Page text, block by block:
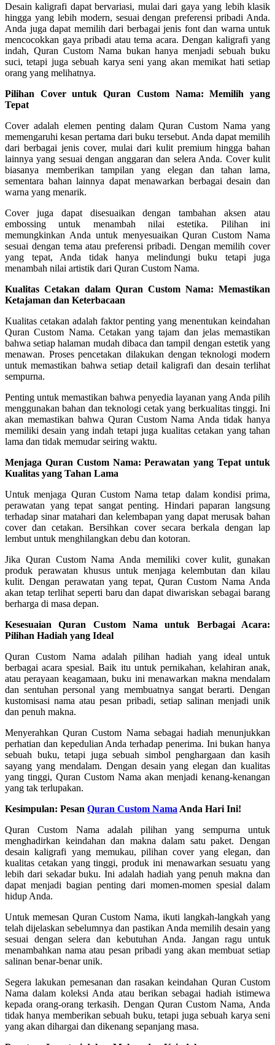
Desain kaligrafi dapat bervariasi, mulai dari gaya yang lebih klasik
hingga yang lebih modern, sesuai dengan preferensi pribadi Anda.
Anda juga dapat memilih dari berbagai jenis font dan warna untuk
mencocokkan gaya pribadi atau tema acara. Dengan kaligrafi yang
indah, Quran Custom Nama bukan hanya menjadi sebuah buku
suci, tetapi juga sebuah karya seni yang akan memikat hati setiap
orang yang melihatnya.
Pilihan Cover untuk Quran Custom Nama: Memilih yang
Tepat
Cover adalah elemen penting dalam Quran Custom Nama yang
memengaruhi kesan pertama dari buku tersebut. Anda dapat memilih
dari berbagai jenis cover, mulai dari kulit premium hingga bahan
lainnya yang sesuai dengan anggaran dan selera Anda. Cover kulit
biasanya memberikan tampilan yang elegan dan tahan lama,
sementara bahan lainnya dapat menawarkan berbagai desain dan
warna yang menarik.
Cover juga dapat disesuaikan dengan tambahan aksen atau
embossing untuk menambah nilai estetika. Pilihan ini
memungkinkan Anda untuk menyesuaikan Quran Custom Nama
sesuai dengan tema atau preferensi pribadi. Dengan memilih cover
yang tepat, Anda tidak hanya melindungi buku tetapi juga
menambah nilai artistik dari Quran Custom Nama.
Kualitas Cetakan dalam Quran Custom Nama: Memastikan
Ketajaman dan Keterbacaan
Kualitas cetakan adalah faktor penting yang menentukan keindahan
Quran Custom Nama. Cetakan yang tajam dan jelas memastikan
bahwa setiap halaman mudah dibaca dan tampil dengan estetik yang
menawan. Proses pencetakan dilakukan dengan teknologi modern
untuk memastikan bahwa setiap detail kaligrafi dan desain terlihat
sempurna.
Penting untuk memastikan bahwa penyedia layanan yang Anda pilih
menggunakan bahan dan teknologi cetak yang berkualitas tinggi. Ini
akan memastikan bahwa Quran Custom Nama Anda tidak hanya
memiliki desain yang indah tetapi juga kualitas cetakan yang tahan
lama dan tidak memudar seiring waktu.
Menjaga Quran Custom Nama: Perawatan yang Tepat untuk
Kualitas yang Tahan Lama
Untuk menjaga Quran Custom Nama tetap dalam kondisi prima,
perawatan yang tepat sangat penting. Hindari paparan langsung
terhadap sinar matahari dan kelembapan yang dapat merusak bahan
cover dan cetakan. Bersihkan cover secara berkala dengan lap
lembut untuk menghilangkan debu dan kotoran.
Jika Quran Custom Nama Anda memiliki cover kulit, gunakan
produk perawatan khusus untuk menjaga kelembutan dan kilau
kulit. Dengan perawatan yang tepat, Quran Custom Nama Anda
akan tetap terlihat seperti baru dan dapat diwariskan sebagai barang
berharga di masa depan.
Kesesuaian Quran Custom Nama untuk Berbagai Acara:
Pilihan Hadiah yang Ideal
Quran Custom Nama adalah pilihan hadiah yang ideal untuk
berbagai acara spesial. Baik itu untuk pernikahan, kelahiran anak,
atau perayaan keagamaan, buku ini menawarkan makna mendalam
dan sentuhan personal yang membuatnya sangat berarti. Dengan
kustomisasi nama atau pesan pribadi, setiap salinan menjadi unik
dan penuh makna.
Menyerahkan Quran Custom Nama sebagai hadiah menunjukkan
perhatian dan kepedulian Anda terhadap penerima. Ini bukan hanya
sebuah buku, tetapi juga sebuah simbol penghargaan dan kasih
sayang yang mendalam. Dengan desain yang elegan dan kualitas
yang tinggi, Quran Custom Nama akan menjadi kenang-kenangan
yang tak terlupakan.
Kesimpulan: Pesan Quran Custom Nama Anda Hari Ini!
Quran Custom Nama adalah pilihan yang sempurna untuk
menghadirkan keindahan dan makna dalam satu paket. Dengan
desain kaligrafi yang memukau, pilihan cover yang elegan, dan
kualitas cetakan yang tinggi, produk ini menawarkan sesuatu yang
lebih dari sekadar buku. Ini adalah hadiah yang penuh makna dan
dapat menjadi bagian penting dari momen-momen spesial dalam
hidup Anda.
Untuk memesan Quran Custom Nama, ikuti langkah-langkah yang
telah dijelaskan sebelumnya dan pastikan Anda memilih desain yang
sesuai dengan selera dan kebutuhan Anda. Jangan ragu untuk
menambahkan nama atau pesan pribadi yang akan membuat setiap
salinan benar-benar unik.
Segera lakukan pemesanan dan rasakan keindahan Quran Custom
Nama dalam koleksi Anda atau berikan sebagai hadiah istimewa
kepada orang-orang terkasih. Dengan Quran Custom Nama, Anda
tidak hanya memberikan sebuah buku, tetapi juga sebuah karya seni
yang akan dihargai dan dikenang sepanjang masa.